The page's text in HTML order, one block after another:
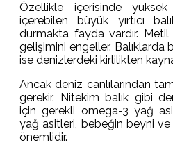
Özellikle içerisinde
içerebilen büyük yırtıcı
durmakta fayda vardır.
gelişimini engeller. Balıklarda
ise denizlerdeki kirlilikten
Ancak deniz canlılarından
gerekir. Nitekim balık gibi
için gerekli omega-3 yağ
yağ asitleri, bebeğin beyni
önemlidir.